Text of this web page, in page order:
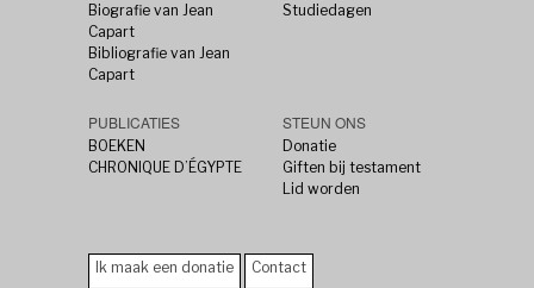
Biografie van Jean
Capart
Bibliografie van Jean
Capart
Studiedagen
PUBLICATIES
BOEKEN
CHRONIQUE D’ÉGYPTE
STEUN ONS
Donatie
Giften bij testament
Lid worden
Ik maak een donatie Contact